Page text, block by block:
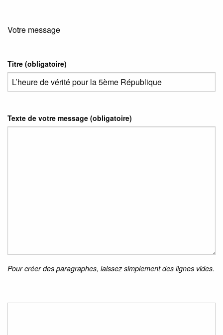
Votre message
Titre (obligatoire)
Texte de votre message (obligatoire)
Pour créer des paragraphes, laissez simplement des lignes vides.